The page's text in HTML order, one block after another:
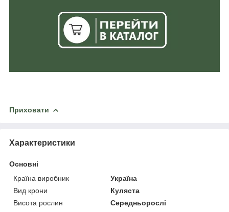
Приховати
Характеристики
Основні
Країна виробник
Україна
Вид крони
Куляста
Висота рослин
Середньорослі